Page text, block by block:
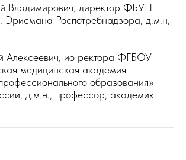
Владимирович, директор ФБУН
Роспотребнадзора, д.м.н,
Алексеевич, ио ректора ФГБОУ
медицинская академия
образования»
д.м.н., профессор, академик